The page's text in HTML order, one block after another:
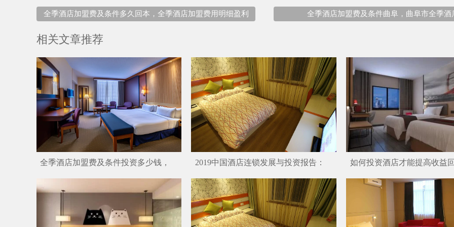
全季酒店加盟费及条件多久回本，全季酒店加盟费用明细盈利 全季酒店加盟费及条件曲阜，曲阜市全季酒
相关文章推荐
全季酒店加盟费及条件投资多少钱， 2019中国酒店连锁发展与投资报告：
中国酒店集团规模50强排名！
如何投资酒店才能提高收益